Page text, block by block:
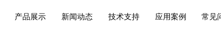
产品展示 新闻动态 技术支持 应用案例 常见